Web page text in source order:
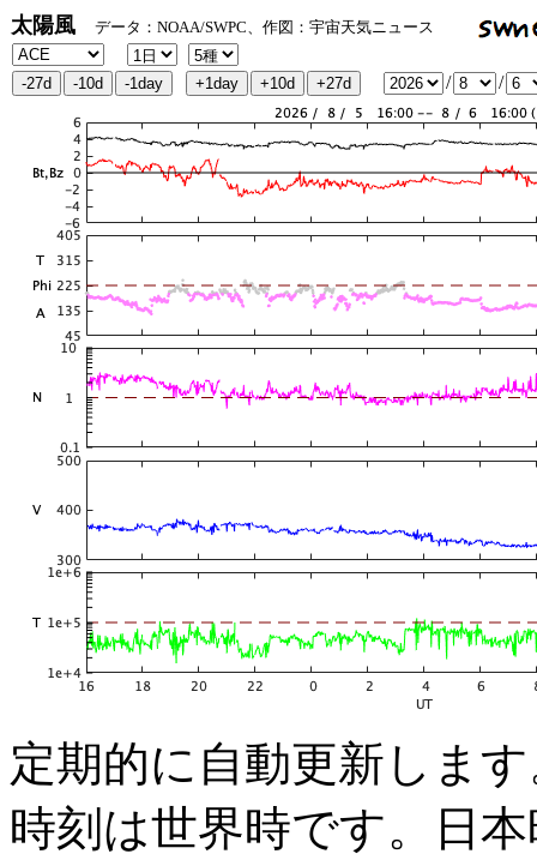
太陽風 データ：NOAA/SWPC、作図：宇宙天気ニュース
/ /
定期的に自動更新しま
時刻は世界時です。日